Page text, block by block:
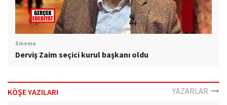
Sinema
Derviş Zaim seçici kurul başkanı oldu
KÖŞE YAZILARI YAZARLAR